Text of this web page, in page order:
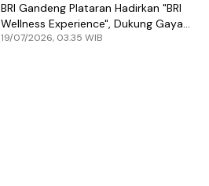
BRI Gandeng Plataran Hadirkan "BRI
Wellness Experience", Dukung Gaya
Hidup Sehat
19/07/2026, 03.35 WIB